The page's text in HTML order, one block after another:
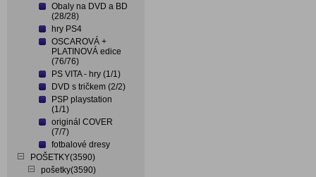
Obaly na DVD a BD
(28/28)
hry PS4
OSCAROVÁ +
PLATINOVÁ edice
(76/76)
PS VITA - hry (1/1)
DVD s tričkem (2/2)
PSP playstation
(1/1)
originál COVER
(7/7)
fotbalové dresy
POŠETKY(3590)
pošetky(3590)